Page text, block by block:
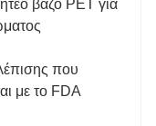
βάζο PET για
που
με το FDA